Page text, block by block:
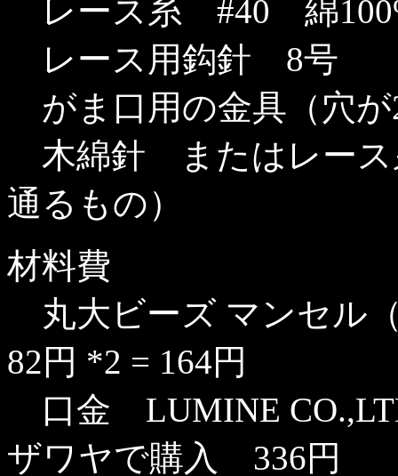
レース糸 #40 綿
レース用鈎針 8号
がま口用の金具（穴が
木綿針 またはレース
通るもの）
材料費
丸大ビーズ マンセル
82円 *2 = 164円
口金 LUMINE
ザワヤで購入 336円